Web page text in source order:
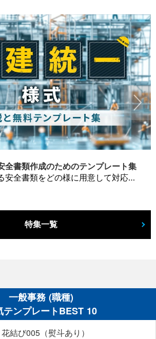
全書類作成のためのテンプレート集
建設工事に関わる安全書類をどの様に用意して対応するか？関連書式テンプレートから書き方の注意点などの役立つコラムをbizoceanがお届けします。
特集一覧
一般事務 (職種)
テンプレートBEST 10
結び005（熨斗あり）